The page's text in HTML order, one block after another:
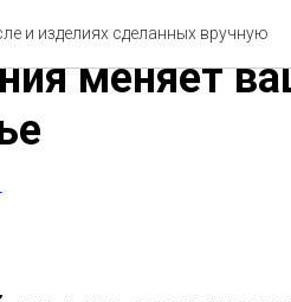
и изделиях сделанных вручную
как
меняет